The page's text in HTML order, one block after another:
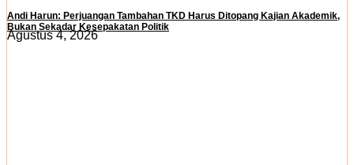
Andi Harun: Perjuangan Tambahan TKD Harus Ditopang Kajian Akademik,
Bukan Sekadar Kesepakatan Politik
Agustus 4, 2026